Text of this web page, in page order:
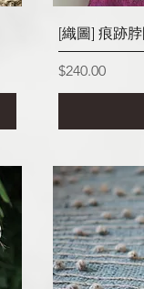
[織圖] 痕跡
價格
$240.00